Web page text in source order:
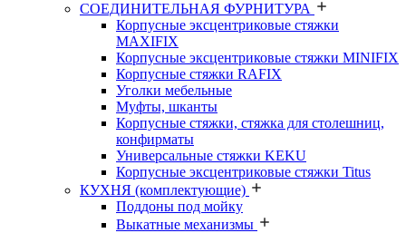
СОЕДИНИТЕЛЬНАЯ ФУРНИТУРА
Корпусные эксцентриковые стяжки
MAXIFIX
Корпусные эксцентриковые стяжки MINIFIX
Корпусные стяжки RAFIX
Уголки мебельные
Муфты, шканты
Корпусные стяжки, стяжка для столешниц,
конфирматы
Универсальные стяжки KEKU
Корпусные эксцентриковые стяжки Titus
КУХНЯ (комплектующие)
Поддоны под мойку
Выкатные механизмы